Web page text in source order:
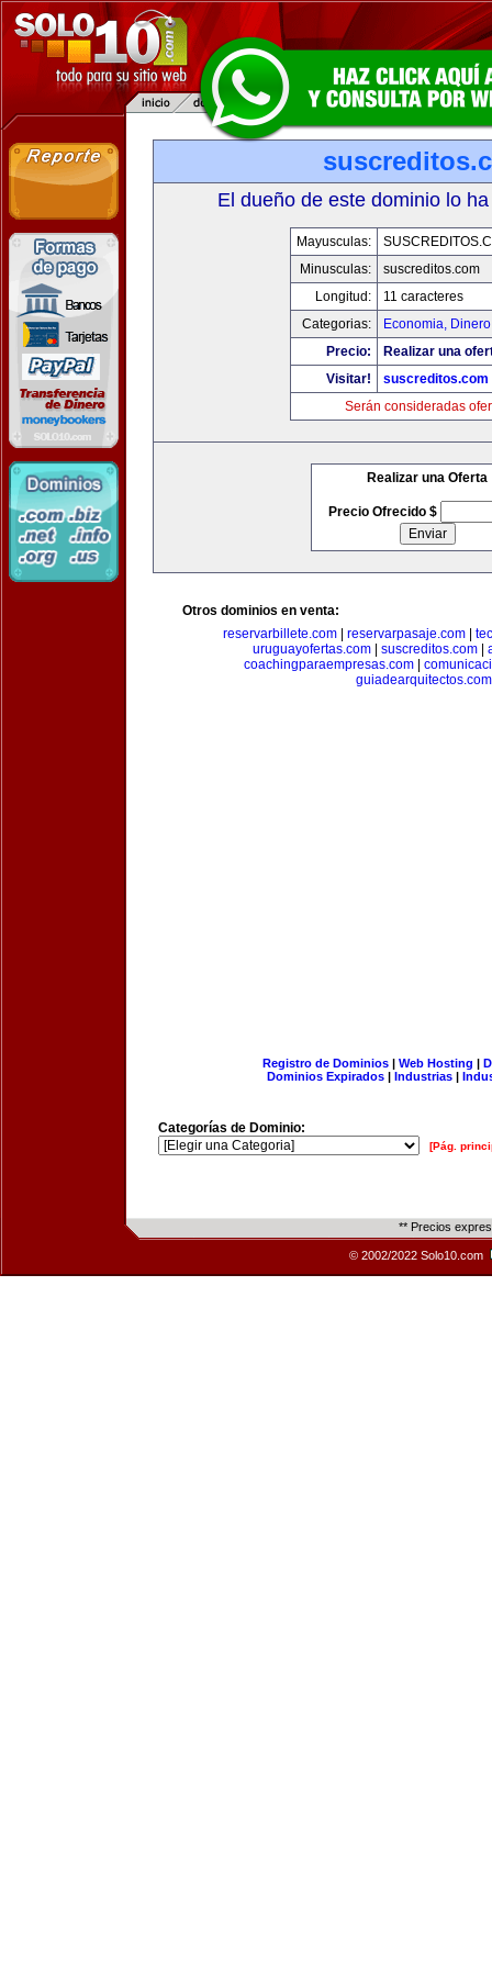
El dueño de este dominio lo
Mayusculas:
Minusculas:
suscreditos.com
Longitud:
11 caracteres
Categorias:
Economia,
Precio:
Realizar una
Visitar!
suscreditos.com
Serán consideradas
Realizar una Oferta
Precio Ofrecido $
Otros dominios en venta:
reservarbillete.com
reservarpasaje.com
uruguayofertas.com| suscreditos.com|
coachingparaempresas.com|
guiadearquitectos.com
Registro de Dominios| Web Hosting |
Dominios Expirados | Industrias |
Categorías de Dominio:
[Pág.
** Precios
© 2002/2022 Solo10.com